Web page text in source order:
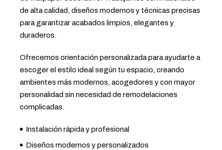
de alta calidad, diseños modernos y técnicas precisas
para garantizar acabados limpios, elegantes y
duraderos.
Ofrecemos orientación personalizada para ayudarte a
escoger el estilo ideal según tu espacio, creando
ambientes más modernos, acogedores y con mayor
personalidad sin necesidad de remodelaciones
complicadas.
Instalación rápida y profesional
Diseños modernos y personalizados